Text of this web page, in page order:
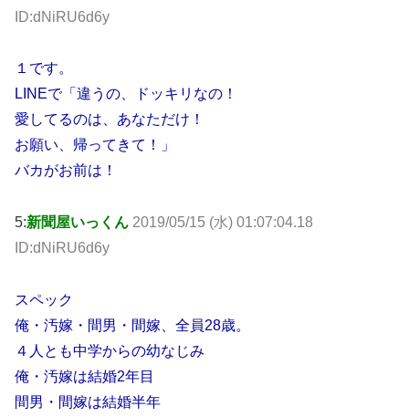
ID:dNiRU6d6y
１です。
LINEで「違うの、ドッキリなの！
愛してるのは、あなただけ！
お願い、帰ってきて！」
バカがお前は！
5:新聞屋いっくん 2019/05/15 (水) 01:07:04.18
ID:dNiRU6d6y
スペック
俺・汚嫁・間男・間嫁、全員28歳。
４人とも中学からの幼なじみ
俺・汚嫁は結婚2年目
間男・間嫁は結婚半年